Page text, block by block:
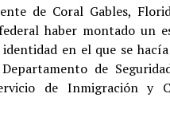
de Coral Gables,
haber montado un
en el que se
de
de Inmigración y